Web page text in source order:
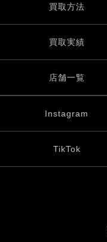
買取方法
買取実績
店舗一覧
Instagram
TikTok